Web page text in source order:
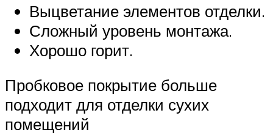
Выцветание элементов отделки.
Сложный уровень монтажа.
Хорошо горит.
Пробковое покрытие больше
подходит для отделки сухих
помещений